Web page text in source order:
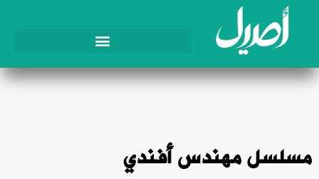
مسلسل مهندس أفندي